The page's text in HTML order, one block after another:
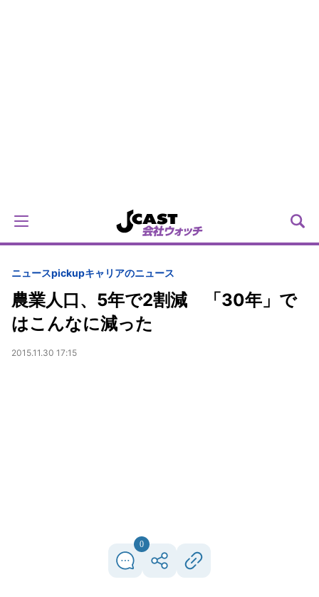
ニュースpickupキャリアのニュース
農業人口、5年で2割減 「30年」で
はこんなに減った
2015.11.30 17:15
0